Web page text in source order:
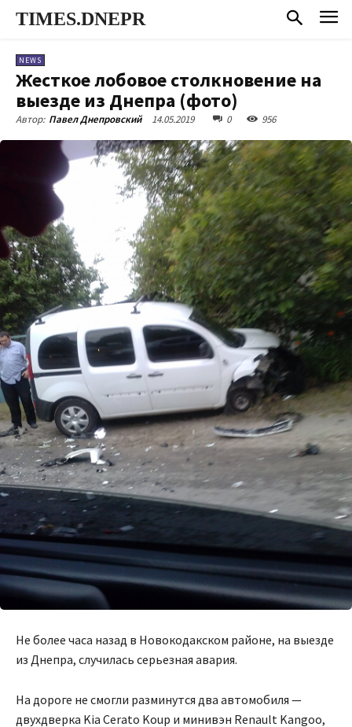
TIMES.DNEPR
NEWS
Жесткое лобовое столкновение на
выезде из Днепра (фото)
Автор: Павел Днепровский 14.05.2019 0 956
Не более часа назад в Новокодакском районе, на выезде
из Днепра, случилась серьезная авария.
На дороге не смогли разминутся два автомобиля —
двухдверка Kia Cerato Koup и минивэн Renault Kangoo,